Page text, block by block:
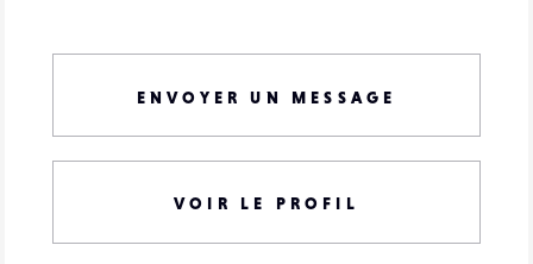
ENVOYER UN MESSAGE
VOIR LE PROFIL